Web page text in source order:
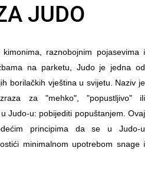
JUDO
raznobojnim pojasevima i
na parketu, Judo je jedna od
borilačkih vještina u svijetu. Naziv je
za "mehko", "popustljivo" ili
Judo-u: pobijediti popuštanjem. Ovaj
principima da se u Judo-u
minimalnom upotrebom snage i